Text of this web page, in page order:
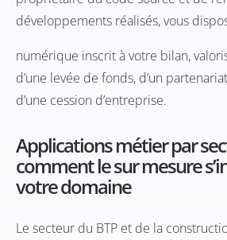
développements réalisés, vous
numérique inscrit à votre bilan,
d’une levée de fonds, d’un
d’une cession d’entreprise.
Applications métier par
comment le sur mesure
votre domaine
Le secteur du BTP et de la